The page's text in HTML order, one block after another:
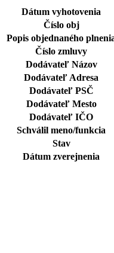
Dátum vyhotovenia
Číslo obj
Popis objednaného
Číslo zmluvy
Dodávateľ Názov
Dodávateľ Adresa
Dodávateľ PSČ
Dodávateľ Mesto
Dodávateľ IČO
Schválil meno/funkcia
Stav
Dátum zverejnenia